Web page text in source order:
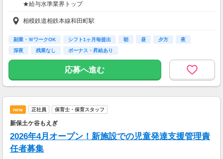
＼＼週3日でも17万円以上！週5日で33万円以上も可能！！／／
ライフスタイルに合わせて、しっかり稼げます☆
【交通費】
★給与水準業界トップ
月給28万9000円！
（四大卒、年間休日108日、関東勤務の場合／保幼資格手当・自立支援
手当含※規定有）
※エリア・園により異なる
※短大・専門卒の方は上記月給マイナス2,000円
（四大卒、年間休日108日、関西勤務の場合／保幼資格手当含）
手当含）
※その他エリアの給与に関してはお問い合わせください
新卒入社2年目／24歳 年収365万円
新卒入社3年目／25歳 年収410万円
相模鉄道相鉄本線和田町駅
副業・ＷワークOK シフト1ヶ月毎提出 朝 昼 夕方
夜
深夜
残業なし ボーナス・昇給あり
応募へ進む
new 正社員 保育士・保育スタッフ
新保土ケ谷もえぎ
2026年4月オープン！新施設での児童発達支援管理責
任者募集